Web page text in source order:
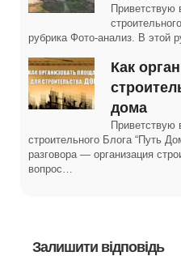
Приветствую
рубрика Фото-анализ. В этой
Как
дома
Приветствую
строительного Блога “Путь
разговора — организация
вопрос…
Залишити відповідь